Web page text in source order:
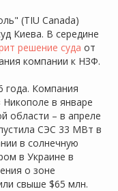
(TIU Canada)
Киева. В середине
решение суда от
компании к НЗФ.
года. Компания
в январе
области – в апреле
СЭС 33 МВт в
в солнечную
в Украине в
о зоне
свыше $65 млн.